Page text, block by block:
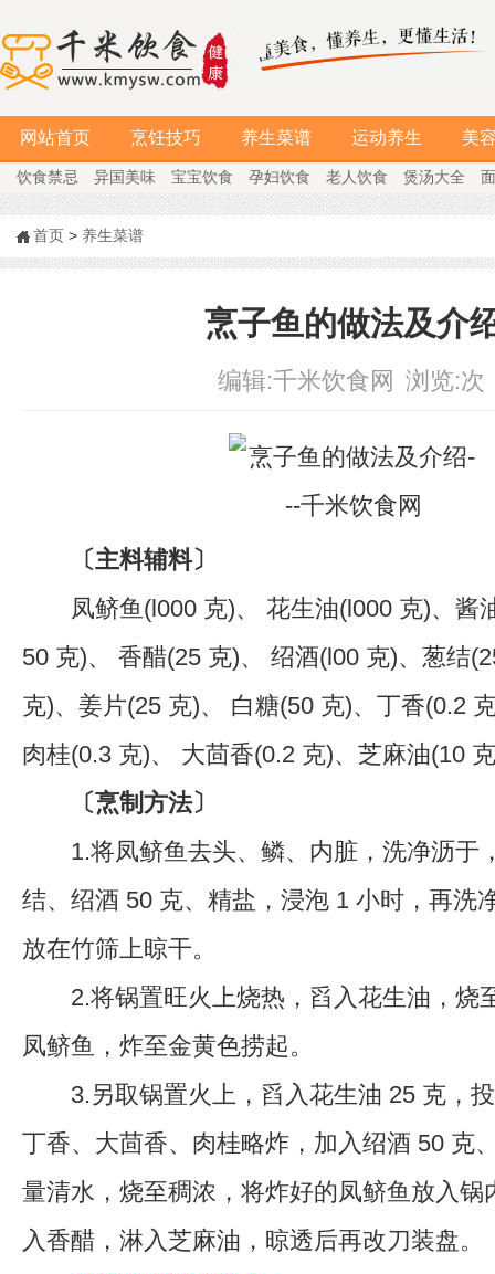
网站首页 烹饪技巧 养生菜谱 运动养生 美
饮食禁忌 异国美味 宝宝饮食 孕妇饮食 老人饮食 煲汤大全
首页 > 养生菜谱
烹子鱼的做法及介
编辑:千米饮食网 浏览:次
〔主料辅料〕
凤鲚鱼(l000 克)、 花生油(l000 克)、酱
50 克)、 香醋(25 克)、 绍酒(l00 克)、葱结
克)、姜片(25 克)、 白糖(50 克)、丁香(0.2
肉桂(0.3 克)、 大茴香(0.2 克)、芝麻油(10
〔烹制方法〕
1.将凤鲚鱼去头、鳞、内脏，洗净沥于
结、绍酒 50 克、精盐，浸泡 1 小时，再洗
放在竹筛上晾干。
2.将锅置旺火上烧热，舀入花生油，烧
凤鲚鱼，炸至金黄色捞起。
3.另取锅置火上，舀入花生油 25 克，投
丁香、大茴香、肉桂略炸，加入绍酒 50 克
量清水，烧至稠浓，将炸好的凤鲚鱼放入锅
入香醋，淋入芝麻油，晾透后再改刀装盘。